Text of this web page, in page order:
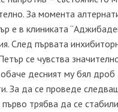
За момента
е в клиниката
След първата
се чувства
десният му бял дроб
За да се проведе
трябва да се